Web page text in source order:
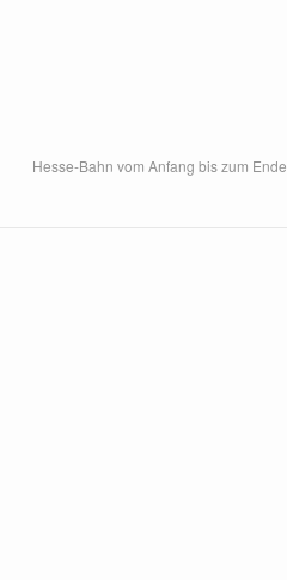
Hesse-Bahn vom Anfang bis zum Ende